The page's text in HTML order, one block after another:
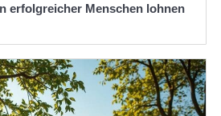
erfolgreicher Menschen lohnen